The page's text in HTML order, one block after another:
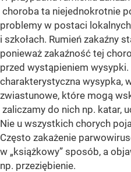
choroba ta niejednokrotnie
problemy w postaci
i szkołach. Rumień zakaźny
ponieważ zakaźność tej
przed wystąpieniem
charakterystyczna wysypka,
zwiastunowe, które mogą
zaliczamy do nich np. katar,
Nie u wszystkich chorych
Często zakażenie
w „książkowy” sposób, a
np. przeziębienie.